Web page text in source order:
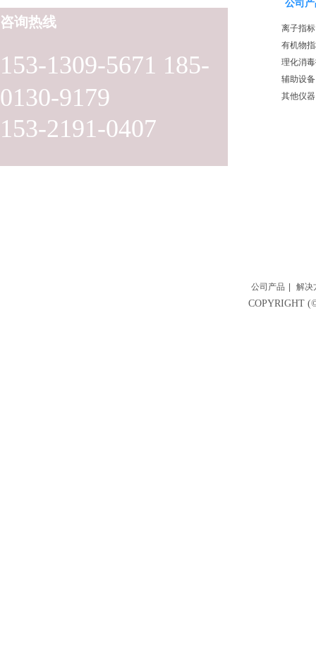
153-1309-5671 185-
0130-9179
153-2191-0407
咨询热线
公司
离子指标
有机物
理化消
辅助设备
其他仪器
公司产品 解决
COPYRIGHT